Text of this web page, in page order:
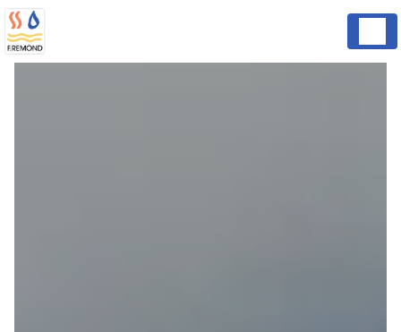
Panneau de gestion des cookies